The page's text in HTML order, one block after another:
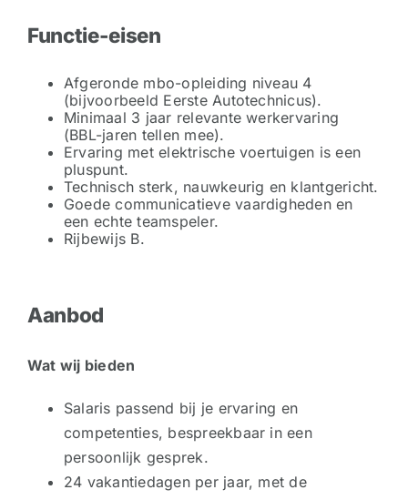
Functie-eisen
Afgeronde mbo-opleiding niveau 4
(bijvoorbeeld Eerste Autotechnicus).
Minimaal 3 jaar relevante werkervaring
(BBL-jaren tellen mee).
Ervaring met elektrische voertuigen is een
pluspunt.
Technisch sterk, nauwkeurig en klantgericht.
Goede communicatieve vaardigheden en
een echte teamspeler.
Rijbewijs B.
Aanbod
Wat wij bieden
Salaris passend bij je ervaring en
competenties, bespreekbaar in een
persoonlijk gesprek.
24 vakantiedagen per jaar, met de